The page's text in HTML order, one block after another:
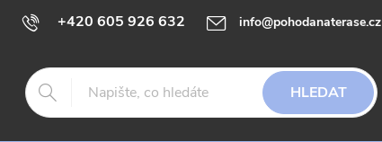
+420 605 926 632 info@pohodanaterase.cz
HLEDAT